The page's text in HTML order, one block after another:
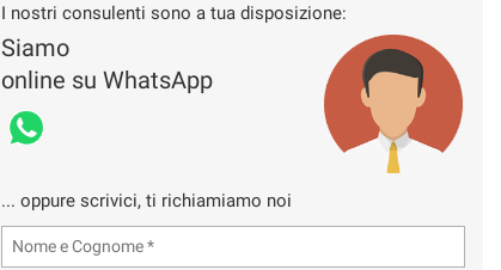
I nostri consulenti sono a tua disposizione:
Siamo
online su WhatsApp
... oppure scrivici, ti richiamiamo noi